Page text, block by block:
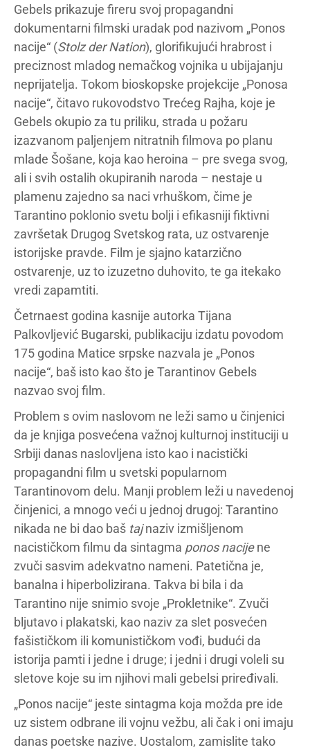
Gebels prikazuje fireru svoj propagandni
dokumentarni filmski uradak pod nazivom „Ponos
nacije“ (Stolz der Nation), glorifikujući hrabrost i
preciznost mladog nemačkog vojnika u ubijajanju
neprijatelja. Tokom bioskopske projekcije „Ponosa
nacije“, čitavo rukovodstvo Trećeg Rajha, koje je
Gebels okupio za tu priliku, strada u požaru
izazvanom paljenjem nitratnih filmova po planu
mlade Šošane, koja kao heroina – pre svega svog,
ali i svih ostalih okupiranih naroda – nestaje u
plamenu zajedno sa naci vrhuškom, čime je
Tarantino poklonio svetu bolji i efikasniji fiktivni
završetak Drugog Svetskog rata, uz ostvarenje
istorijske pravde. Film je sjajno katarzično
ostvarenje, uz to izuzetno duhovito, te ga itekako
vredi zapamtiti.
Četrnaest godina kasnije autorka Tijana
Palkovljević Bugarski, publikaciju izdatu povodom
175 godina Matice srpske nazvala je „Ponos
nacije“, baš isto kao što je Tarantinov Gebels
nazvao svoj film.
Problem s ovim naslovom ne leži samo u činjenici
da je knjiga posvećena važnoj kulturnoj instituciji u
Srbiji danas naslovljena isto kao i nacistički
propagandni film u svetski popularnom
Tarantinovom delu. Manji problem leži u navedenoj
činjenici, a mnogo veći u jednoj drugoj: Tarantino
nikada ne bi dao baš tajnaziv izmišljenom
nacističkom filmu da sintagma ponos nacijene
zvuči sasvim adekvatno nameni. Patetična je,
banalna i hiperbolizirana. Takva bi bila i da
Tarantino nije snimio svoje „Prokletnike“. Zvuči
bljutavo i plakatski, kao naziv za slet posvećen
fašističkom ili komunističkom vođi, budući da
istorija pamti i jedne i druge; i jedni i drugi voleli su
sletove koje su im njihovi mali gebelsi priređivali.
„Ponos nacije“ jeste sintagma koja možda pre ide
uz sistem odbrane ili vojnu vežbu, ali čak i oni imaju
danas poetske nazive. Uostalom, zamislite tako